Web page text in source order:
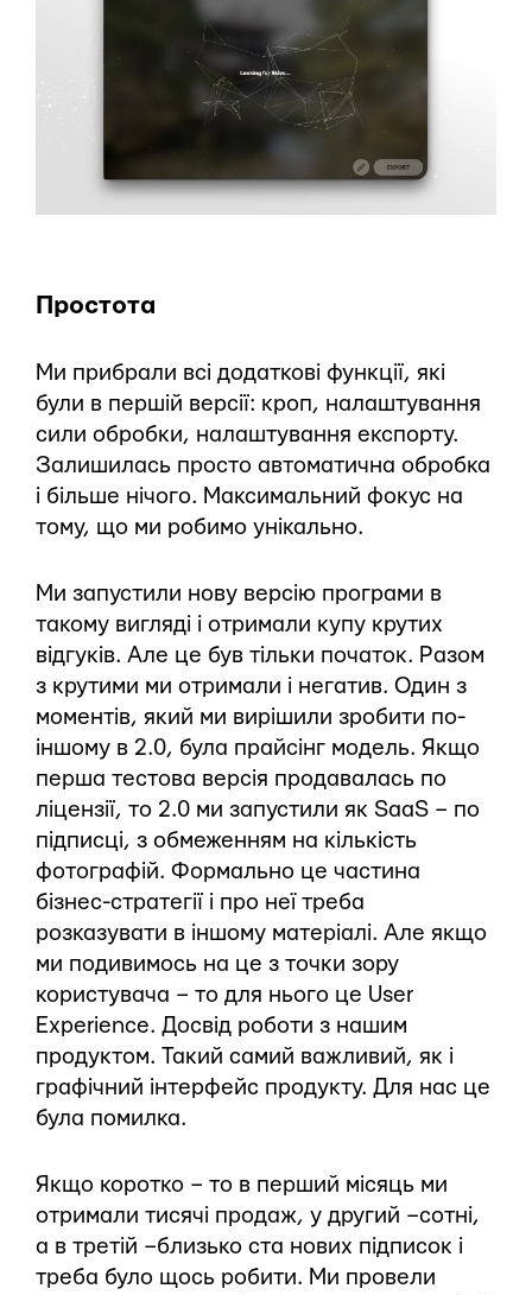
Простота
Ми прибрали всі додаткові функції, які
були в першій версії: кроп, налаштування
сили обробки, налаштування експорту.
Залишилась просто автоматична обробка
і більше нічого. Максимальний фокус на
тому, що ми робимо унікально.
Ми запустили нову версію програми в
такому вигляді і отримали купу крутих
відгуків. Але це був тільки початок. Разом
з крутими ми отримали і негатив. Один з
моментів, який ми вирішили зробити по-
іншому в 2.0, була прайсінг модель. Якщо
перша тестова версія продавалась по
ліцензії, то 2.0 ми запустили як SaaS – по
підписці, з обмеженням на кількість
фотографій. Формально це частина
бізнес-стратегії і про неї треба
розказувати в іншому матеріалі. Але якщо
ми подивимось на це з точки зору
користувача – то для нього це User
Experience. Досвід роботи з нашим
продуктом. Такий самий важливий, як і
графічний інтерфейс продукту. Для нас це
була помилка.
Якщо коротко – то в перший місяць ми
отримали тисячі продаж, у другий – сотні,
а в третій – близько ста нових підписок і
треба було щось робити. Ми провели